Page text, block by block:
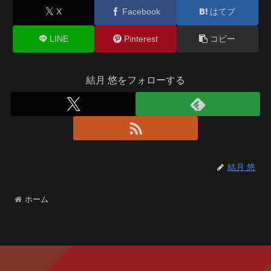
X Facebook はてブ
LINE Pinterest コピー
結月 悠をフォローする
結月 悠
ホーム